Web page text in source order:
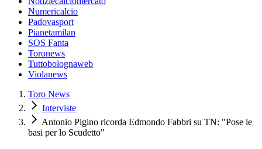
Numericalcio
Padovasport
Pianetamilan
SOS Fanta
Toronews
Tuttobolognaweb
Violanews
Toro News
Interviste
Antonio Pigino ricorda Edmondo Fabbri su TN: "Pose le
basi per lo Scudetto"